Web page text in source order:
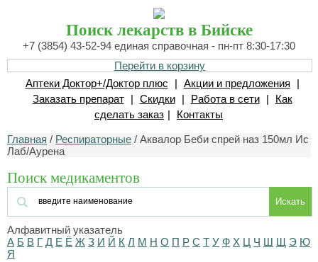
Поиск лекарств в Бийске
+7 (3854) 43-52-94 единая справочная - пн-пт 8:30-17:30
Перейти в корзину
Аптеки Доктор+/Доктор плюс
| Акции и предложения
|
Заказать препарат
| Скидки | Работа в сети |
Как
сделать заказ | Контакты
Главная / Респираторные / Аквалор Беби спрей наз 150мл Ис
Лаб/Аурена
Поиск медикаментов
Искать
Алфавитный указатель
А Б В Г Д Е Ё Ж З И Й К Л М Н О П Р С Т У Ф Х Ц Ч Ш Щ Э Ю
Я